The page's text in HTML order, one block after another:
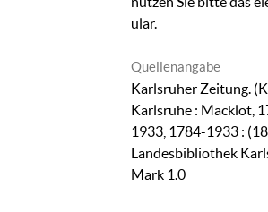
ular.
Quellenangabe
Karlsruher Zeitung.
Karlsruhe : Macklot,
1933, 1784-1933 :
Landesbibliothek
Mark 1.0